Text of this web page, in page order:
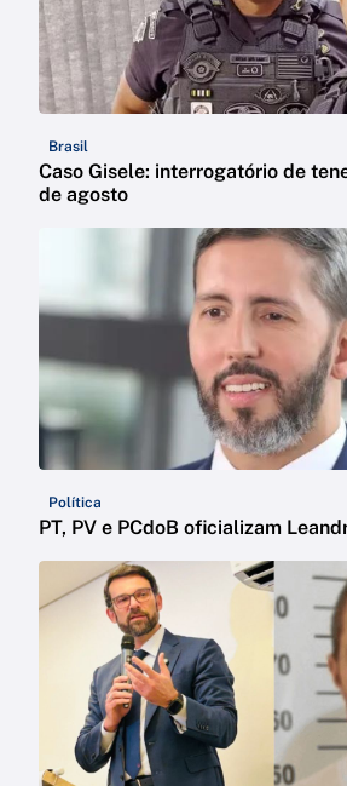
Brasil
Caso Gisele: interrogatório de
de agosto
Política
PT, PV e PCdoB oficializam